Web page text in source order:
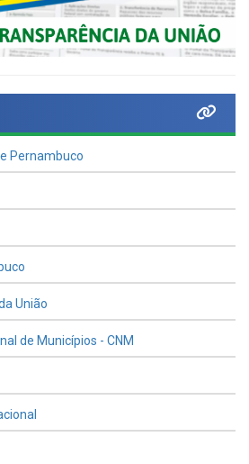
Pernambuco
União
de Municípios - CNM
sobre novos Repasses